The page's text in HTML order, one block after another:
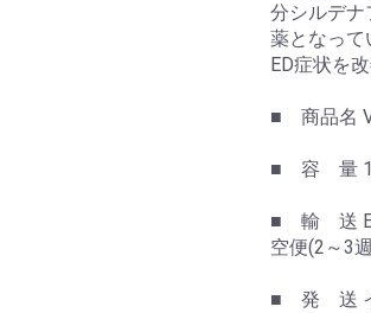
分シルデナ
薬となって
ED症状を
■ 商品名
■ 容 量
■ 輸 送
空便(2～3
■ 発 送